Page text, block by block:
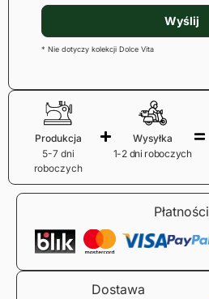
Wyślij
* Nie dotyczy kolekcji Dolce Vita
Produkcja
5-7 dni
roboczych
Wysyłka
1-2 dni roboczych
Płatności
Dostawa